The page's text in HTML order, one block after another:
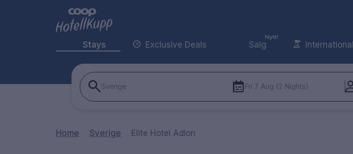
Stays Exclusive Deals
Nytt!
Salg
Sverige Fri 7 Aug (2 Nights)
Home Sverige Elite Hotel Adlon